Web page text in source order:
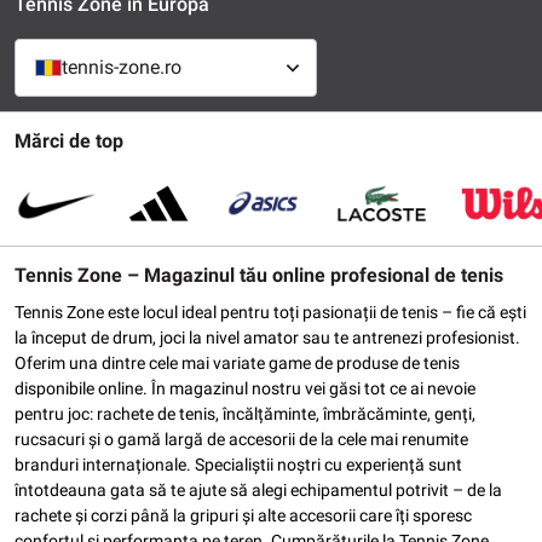
Mărci de top
Tennis Zone – Magazinul tău online profesional de tenis
Tennis Zone este locul ideal pentru toți pasionații de tenis – fie că ești
la început de drum, joci la nivel amator sau te antrenezi profesionist.
Oferim una dintre cele mai variate game de produse de tenis
disponibile online. În magazinul nostru vei găsi tot ce ai nevoie
pentru joc: rachete de tenis, încălțăminte, îmbrăcăminte, genți,
rucsacuri și o gamă largă de accesorii de la cele mai renumite
branduri internaționale. Specialiștii noștri cu experiență sunt
întotdeauna gata să te ajute să alegi echipamentul potrivit – de la
rachete și corzi până la gripuri și alte accesorii care îți sporesc
tennis-zone.ro